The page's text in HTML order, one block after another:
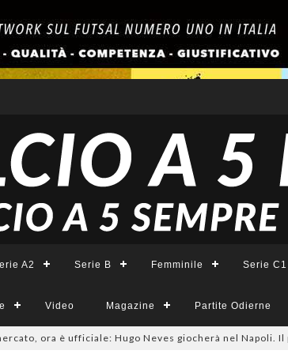
A2 Serie B Femminile Serie C1
Video Magazine Partite Odierne
è ufficiale: Hugo Neves giocherà nel Napoli. Il pivot